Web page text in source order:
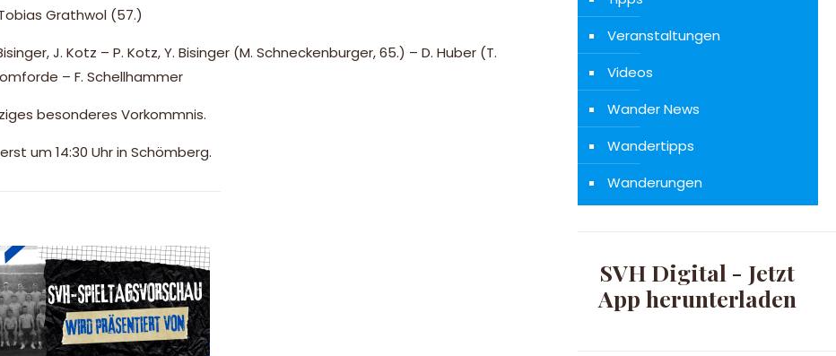
Tobias Grathwol (57.)
J. Kotz – P. Kotz, Y. Bisinger (M. Schneckenburger, 65.) – D. Huber (T.
– F. Schellhammer
besonderes Vorkommnis.
um 14:30 Uhr in Schömberg.
Veranstaltungen
Videos
Wander News
Wandertipps
Wanderungen
SVH Digital - Jetzt
App herunterladen